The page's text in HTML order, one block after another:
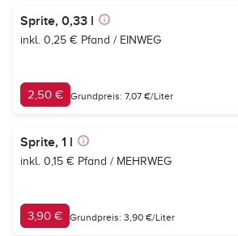
Sprite, 0,33 l
inkl. 0,25 € Pfand / EINWEG
2,50 € Grundpreis: 7,07 €/Liter
Sprite, 1 l
inkl. 0,15 € Pfand / MEHRWEG
3,90 € Grundpreis: 3,90 €/Liter